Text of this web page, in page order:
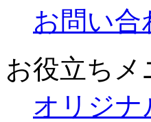
お問い合
お役立ちメ
オリジナ